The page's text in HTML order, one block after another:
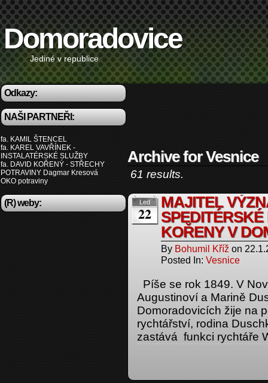
Domoradovice
Jediné v republice
Odkazy:
NAŠI PARTNEŘI:
fa. KAMIL ŠTENCEL
fa. KAREL VAVŘÍNEK -
INSTALATÉRSKÉ SLUŽBY
fa. DAVID KOŘENÝ - STŘECHY
POTRAVINY Dagmar Kresová
OKO potraviny
(R) weby:
Archive for Vesnice
61 results.
Led
22
MAJITEL
SPEDITÉRSKÉ
KOŘENY V
By Bohumil Kříž on
Posted In: Vesnice
Píše se rok 1849. V
Augustinoví a Marině
Domoradovicích žije na
rychtářství, rodina
zastává funkci rychtáře